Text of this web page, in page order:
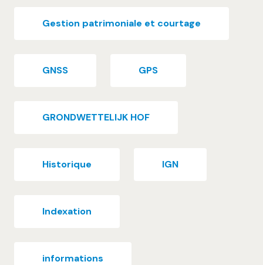
Gestion patrimoniale et courtage
GNSS GPS
GRONDWETTELIJK HOF
Historique IGN
Indexation
informations